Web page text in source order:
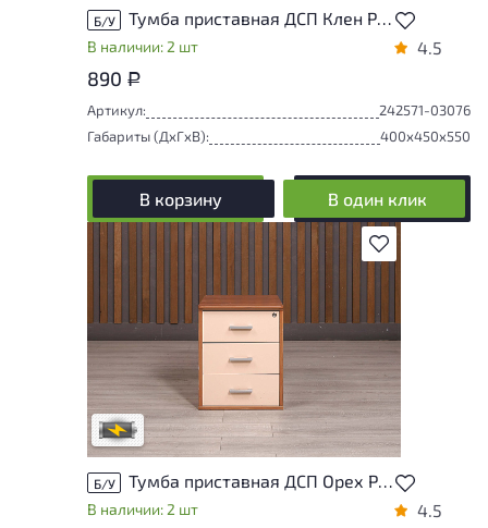
Б/У Тумба приставная ДСП Клен Россия
В наличии: 2 шт 4.5
890 Р
Артикул:
242571-03076
Габариты (ДxГxВ):
400x450x550
В корзину В один клик
В избранное
Степень износа находится на стадии
проверки. Вы можете уточнить
дополнительную информацию у
сотрудников магазина
В обработке
Б/У Тумба приставная ДСП Орех Россия
В наличии: 2 шт 4.5